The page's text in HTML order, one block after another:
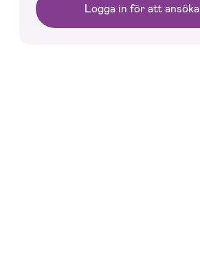
Logga in för att ansöka